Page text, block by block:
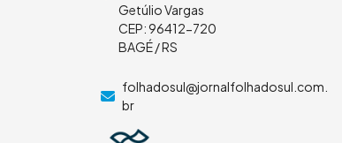
Getúlio Vargas
CEP: 96412-720
BAGÉ / RS
folhadosul@jornalfolhadosul.com.
br